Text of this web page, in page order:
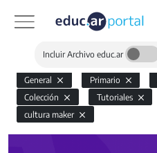
Incluir Archivo educ.ar
General Primario
Colección
Tutoriales
cultura maker